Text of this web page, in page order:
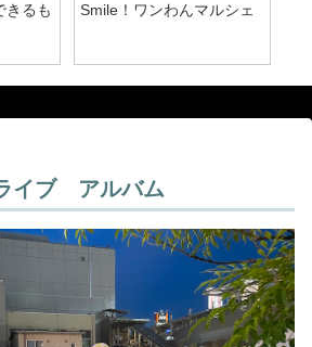
きるも
Smile！ワンわんマルシェ
イブ アルバム